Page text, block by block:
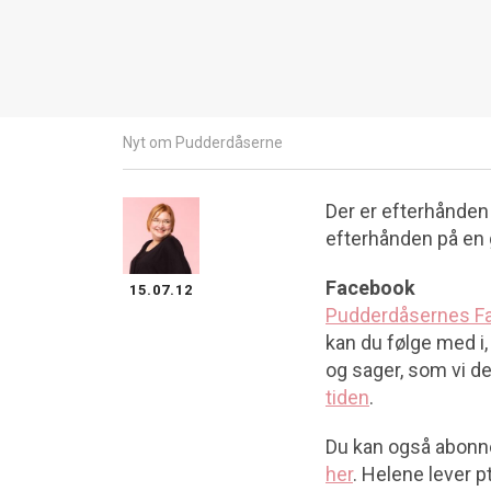
Nyt om Pudderdåserne
15.07.12
Der er
efterhånden på en
Facebook
Pudderdåsernes
kan du følge med
og sager, som vi
tiden.
Du kan også
her. Helene lever